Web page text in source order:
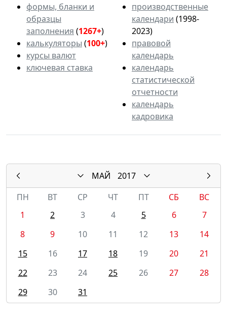
формы, бланки и
образцы
заполнения (1267+)
калькуляторы (100+)
курсы валют
ключевая ставка
производственные
календари (1998-
2023)
правовой
календарь
календарь
статистической
отчетности
календарь
кадровика
МАЙ
2017
ПН
ВТ СР ЧТ ПТ СБ
ВС
1
2 3 4 5 6
7
8
9 10 11 12 13
14
15
16 17 18 19 20
21
22
23 24 25 26 27
28
29
30 31